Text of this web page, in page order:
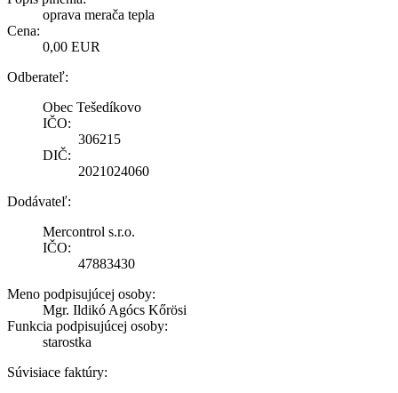
oprava merača tepla
Cena:
0,00 EUR
Odberateľ:
Obec Tešedíkovo
IČO:
306215
DIČ:
2021024060
Dodávateľ:
Mercontrol s.r.o.
IČO:
47883430
Meno podpisujúcej osoby:
Mgr. Ildikó Agócs Kőrösi
Funkcia podpisujúcej osoby:
starostka
Súvisiace faktúry: